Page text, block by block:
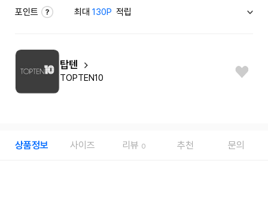
포인트 최대130P 적립
탑텐
TOPTEN10
상품정보 사이즈 리뷰 0 추천 문의